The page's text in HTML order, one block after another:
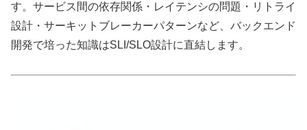
す。サービス間の依存関係・レイテンシの問題・リトライ
設計・サーキットブレーカーパターンなど、バックエンド
開発で培った知識はSLI/SLO設計に直結します。